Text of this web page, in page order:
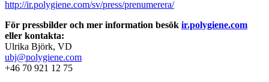
http://ir.polygiene.com/sv/press/prenumerera/
För pressbilder och mer information besök ir.polygiene.com
eller kontakta:
Ulrika Björk, VD
ubj@polygiene.com
+46 70 921 12 75